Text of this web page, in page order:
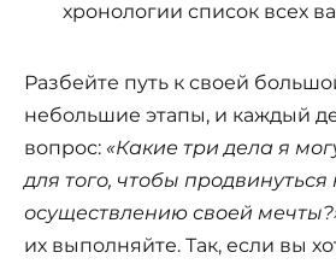
хронологии список всех
Разбейте путь к своей
небольшие этапы, и каждый
вопрос: «Какие три дела я
для того, чтобы
осуществлению своей
их выполняйте. Так, если вы